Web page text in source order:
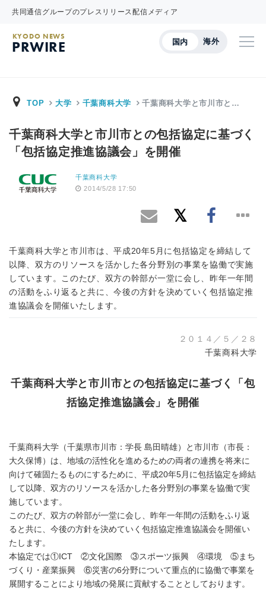
共同通信グループのプレスリリース配信メディア
国内 海外
KYODO NEWS
PRWIRE
TOP 大学 千葉商科大学 千葉商科大学と市川市と…
千葉商科大学と市川市との包括協定に基づく
「包括協定推進協議会」を開催
千葉商科大学
2014/5/28 17:50
千葉商科大学と市川市は、平成20年5月に包括協定を締結して
以降、双方のリソースを活かした各分野別の事業を協働で実施
しています。このたび、双方の幹部が一堂に会し、昨年一年間
の活動をふり返ると共に、今後の方針を決めていく包括協定推
進協議会を開催いたします。
２０１４／５／２８
千葉商科大学
千葉商科大学と市川市との包括協定に基づく「包
括協定推進協議会」を開催
千葉商科大学（千葉県市川市：学長 島田晴雄）と市川市（市長：
大久保博）は、地域の活性化を進めるための両者の連携を将来に
向けて確固たるものにするために、平成20年5月に包括協定を締結
して以降、双方のリソースを活かした各分野別の事業を協働で実
施しています。
このたび、双方の幹部が一堂に会し、昨年一年間の活動をふり返
ると共に、今後の方針を決めていく包括協定推進協議会を開催い
たします。
本協定では①ICT ②文化国際 ③スポーツ振興 ④環境 ⑤まち
づくり・産業振興 ⑥災害の6分野について重点的に協働で事業を
展開することにより地域の発展に貢献することとしております。